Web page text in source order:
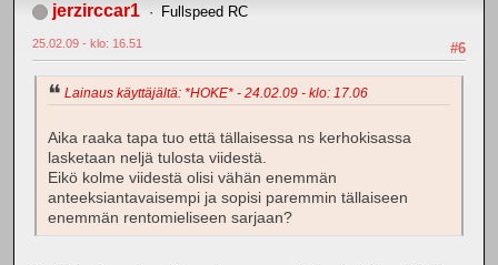
jerzirccar1 Fullspeed RC
#6
25.02.09 - klo: 16.51
Lainaus käyttäjältä: *HOKE* - 24.02.09 - klo: 17.06
Aika raaka tapa tuo että tällaisessa ns kerhokisassa
lasketaan neljä tulosta viidestä.
Eikö kolme viidestä olisi vähän enemmän
anteeksiantavaisempi ja sopisi paremmin tällaiseen
enemmän rentomieliseen sarjaan?